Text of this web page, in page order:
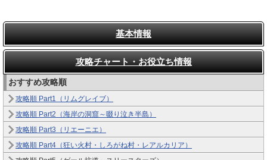
基本情報
攻略チャート・お役立ち情報
おすすめ攻略順
攻略順 Part1（リムグレイブ）
攻略順 Part2（海岸の洞窟～啜り泣き半島）
攻略順 Part3（リエーニエ）
攻略順 Part4（狂い火村・しろがね村・レアルカリア）